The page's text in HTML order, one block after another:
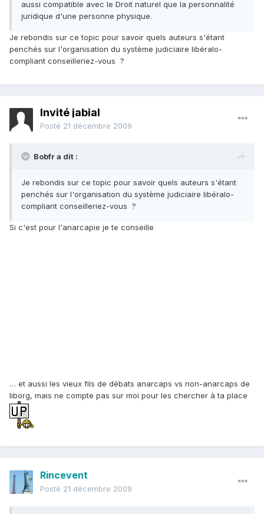
aussi compatible avec le Droit naturel que la personnalité
juridique d'une personne physique.
Je rebondis sur ce topic pour savoir quels auteurs s'étant
penchés sur l'organisation du système judiciaire libéralo-
compliant conseilleriez-vous ?
Invité jabial
Posté 21 décembre 2009
Bobfr a dit :
Je rebondis sur ce topic pour savoir quels auteurs s'étant
penchés sur l'organisation du système judiciaire libéralo-
compliant conseilleriez-vous ?
Si c'est pour l'anarcapie je te conseille
… et aussi les vieux fils de débats anarcaps vs non-anarcaps de
liborg, mais ne compte pas sur moi pour les chercher à ta place
Rincevent
Posté 21 décembre 2009